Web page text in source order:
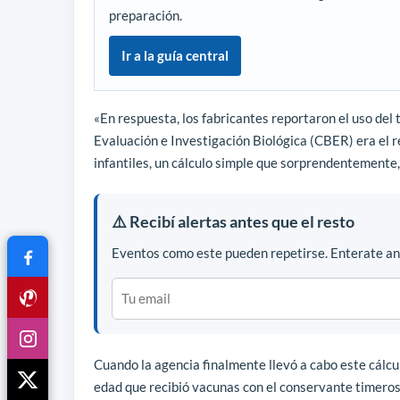
preparación.
Ir a la guía central
«En respuesta, los fabricantes reportaron el uso
Evaluación e Investigación Biológica (CBER) era el
infantiles, un cálculo simple que
⚠️ Recibí alertas antes que el resto
Eventos como este pueden repetirse. Enterate
Cuando la agencia finalmente llevó a cabo este
edad que recibió vacunas con el conservante